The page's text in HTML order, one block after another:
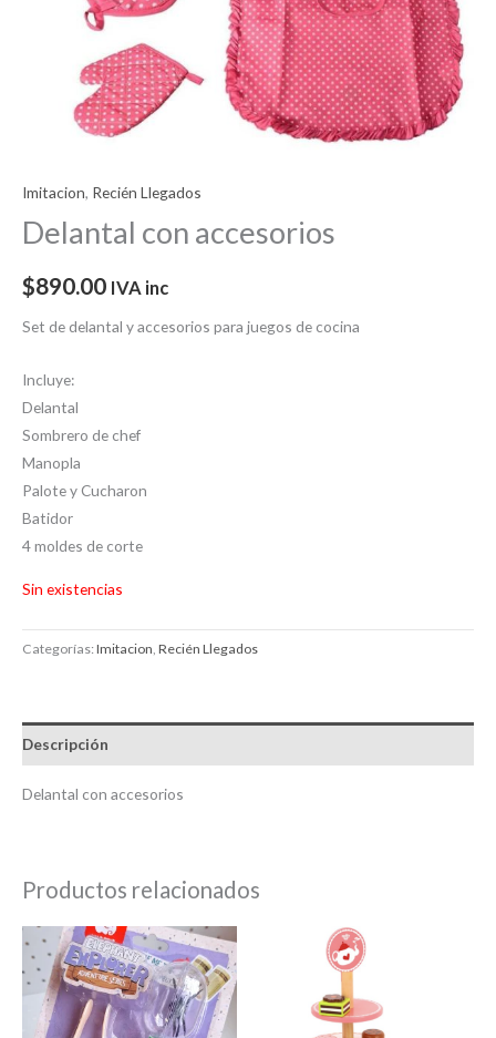
Imitacion, Recién Llegados
Delantal con accesorios
$890.00 IVA inc
Set de delantal y accesorios para juegos de cocina
Incluye:
Delantal
Sombrero de chef
Manopla
Palote y Cucharon
Batidor
4 moldes de corte
Sin existencias
Categorías:Imitacion, Recién Llegados
Descripción
Delantal con accesorios
Productos relacionados